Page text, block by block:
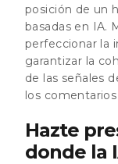
posición de un
basadas en IA.
perfeccionar la
garantizar la
de las señales
los
Hazte
donde la